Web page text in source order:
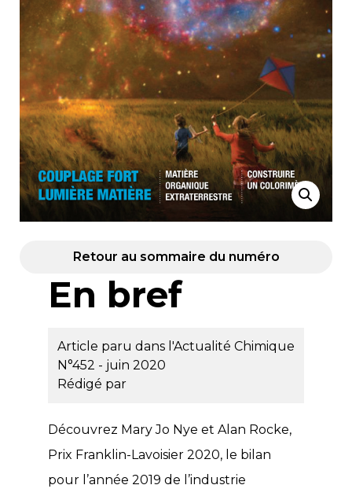
Retour au sommaire du numéro
En bref
Article paru dans l'Actualité Chimique
N°452 - juin 2020
Rédigé par
Découvrez Mary Jo Nye et Alan Rocke,
Prix Franklin-Lavoisier 2020, le bilan
pour l’année 2019 de l’industrie